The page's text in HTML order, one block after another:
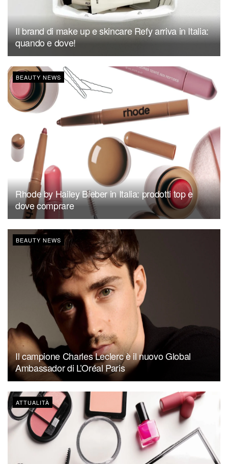
Il brand di make up e skincare Refy arriva in Italia:
quando e dove!
BEAUTY NEWS
Rhode by Hailey Bieber in Italia: prodotti top e
dove comprare
BEAUTY NEWS
Il campione Charles Leclerc è il nuovo Global
Ambassador di L’Oréal Paris
ATTUALITÀ